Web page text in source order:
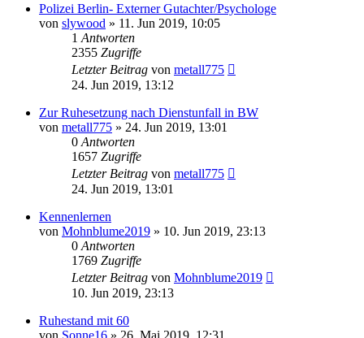
Polizei Berlin- Externer Gutachter/Psychologe
von slywood » 11. Jun 2019, 10:05
1 Antworten
2355 Zugriffe
Letzter Beitrag von metall775
24. Jun 2019, 13:12
Zur Ruhesetzung nach Dienstunfall in BW
von metall775 » 24. Jun 2019, 13:01
0 Antworten
1657 Zugriffe
Letzter Beitrag von metall775
24. Jun 2019, 13:01
Kennenlernen
von Mohnblume2019 » 10. Jun 2019, 23:13
0 Antworten
1769 Zugriffe
Letzter Beitrag von Mohnblume2019
10. Jun 2019, 23:13
Ruhestand mit 60
von Sonne16 » 26. Mai 2019, 12:31